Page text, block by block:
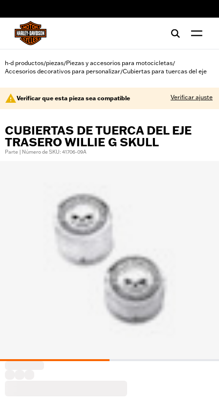
h-d productos/piezas/Piezas y accesorios para motocicletas/
Accesorios decorativos para personalizar/Cubiertas para tuercas del eje
Verificar que esta pieza sea compatible Verificar ajuste
CUBIERTAS DE TUERCA DEL EJE
TRASERO WILLIE G SKULL
Parte | Número de SKU: 41706-09A